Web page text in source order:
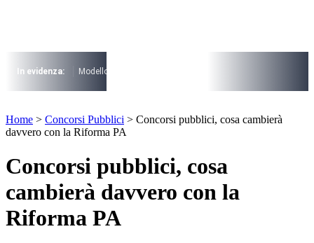
I più cercati
Lorem ipsum dolor sit amet consectetur
Lorem ipsum dolor sit amet consectetur
In evidenza: Modello 730
Lorem ipsum dolor sit amet consectetur
Home > Concorsi Pubblici > Concorsi pubblici, cosa cambierà
davvero con la Riforma PA
Concorsi pubblici, cosa
cambierà davvero con la
Riforma PA